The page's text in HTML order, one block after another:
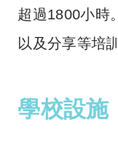
超過1800小時
以及分享等培
學校設施